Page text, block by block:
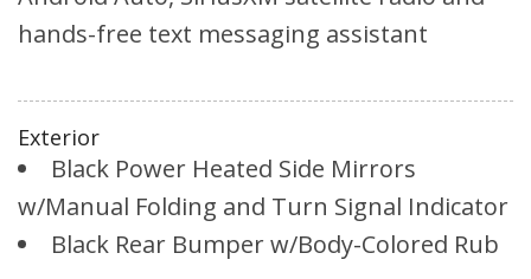
hands-free text messaging assistant
Exterior
Black Power Heated Side Mirrors
w/Manual Folding and Turn Signal Indicator
Black Rear Bumper w/Body-Colored Rub